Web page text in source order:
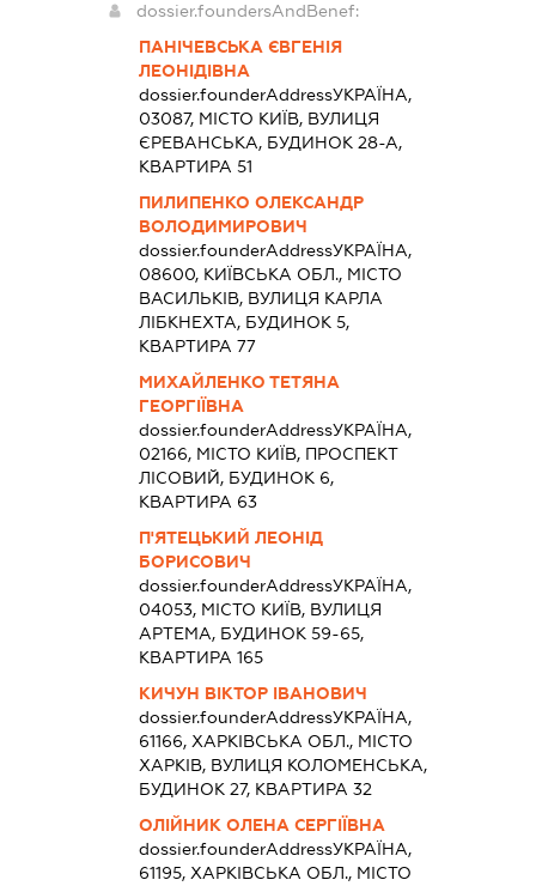
dossier.foundersAndBenef:
ПАНІЧЕВСЬКА ЄВГЕНІЯ
ЛЕОНІДІВНА
dossier.founderAddressУКРАЇНА,
03087, МІСТО КИЇВ, ВУЛИЦЯ
ЄРЕВАНСЬКА, БУДИНОК 28-А,
КВАРТИРА 51
ПИЛИПЕНКО ОЛЕКСАНДР
ВОЛОДИМИРОВИЧ
dossier.founderAddressУКРАЇНА,
08600, КИЇВСЬКА ОБЛ., МІСТО
ВАСИЛЬКІВ, ВУЛИЦЯ КАРЛА
ЛІБКНЕХТА, БУДИНОК 5,
КВАРТИРА 77
МИХАЙЛЕНКО ТЕТЯНА
ГЕОРГІЇВНА
dossier.founderAddressУКРАЇНА,
02166, МІСТО КИЇВ, ПРОСПЕКТ
ЛІСОВИЙ, БУДИНОК 6,
КВАРТИРА 63
П'ЯТЕЦЬКИЙ ЛЕОНІД
БОРИСОВИЧ
dossier.founderAddressУКРАЇНА,
04053, МІСТО КИЇВ, ВУЛИЦЯ
АРТЕМА, БУДИНОК 59-65,
КВАРТИРА 165
КИЧУН ВІКТОР ІВАНОВИЧ
dossier.founderAddressУКРАЇНА,
61166, ХАРКІВСЬКА ОБЛ., МІСТО
ХАРКІВ, ВУЛИЦЯ КОЛОМЕНСЬКА,
БУДИНОК 27, КВАРТИРА 32
ОЛІЙНИК ОЛЕНА СЕРГІЇВНА
dossier.founderAddressУКРАЇНА,
61195, ХАРКІВСЬКА ОБЛ., МІСТО